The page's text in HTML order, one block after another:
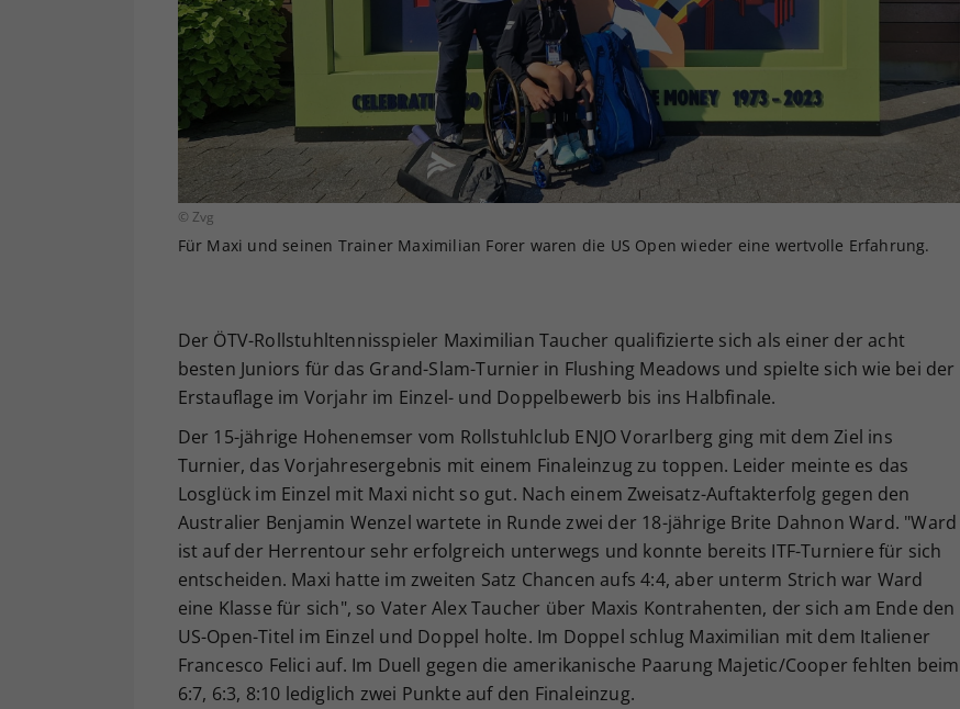
© Zvg
Für Maxi und seinen Trainer Maximilian Forer waren die US Open wieder eine wertvolle Erfahrung.
Der ÖTV-Rollstuhltennisspieler Maximilian Taucher qualifizierte sich als einer der acht
besten Juniors für das Grand-Slam-Turnier in Flushing Meadows und spielte sich wie bei der
Erstauflage im Vorjahr im Einzel- und Doppelbewerb bis ins Halbfinale.
Der 15-jährige Hohenemser vom Rollstuhlclub ENJO Vorarlberg ging mit dem Ziel ins
Turnier, das Vorjahresergebnis mit einem Finaleinzug zu toppen. Leider meinte es das
Losglück im Einzel mit Maxi nicht so gut. Nach einem Zweisatz-Auftakterfolg gegen den
Australier Benjamin Wenzel wartete in Runde zwei der 18-jährige Brite Dahnon Ward. "Ward
ist auf der Herrentour sehr erfolgreich unterwegs und konnte bereits ITF-Turniere für sich
entscheiden. Maxi hatte im zweiten Satz Chancen aufs 4:4, aber unterm Strich war Ward
eine Klasse für sich", so Vater Alex Taucher über Maxis Kontrahenten, der sich am Ende den
US-Open-Titel im Einzel und Doppel holte. Im Doppel schlug Maximilian mit dem Italiener
Francesco Felici auf. Im Duell gegen die amerikanische Paarung Majetic/Cooper fehlten beim
6:7, 6:3, 8:10 lediglich zwei Punkte auf den Finaleinzug.
Ihrer vorgenommen Einstellungen, falls der
Webseiten-Betreiber dies eingestellt hat.